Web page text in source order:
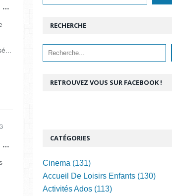
ET SI ON REGARDAIT UN COURT MÉTRAGE... N°52
ET SI ON REGARDAIT UN COURT MÉTRAGE... N°51
RECHERCHE
CATÉGORIES
Cinema (131)
Accueil De Loisirs Enfants (130)
Activités Ados (113)
RETROUVEZ VOUS SUR FACEBOOK !